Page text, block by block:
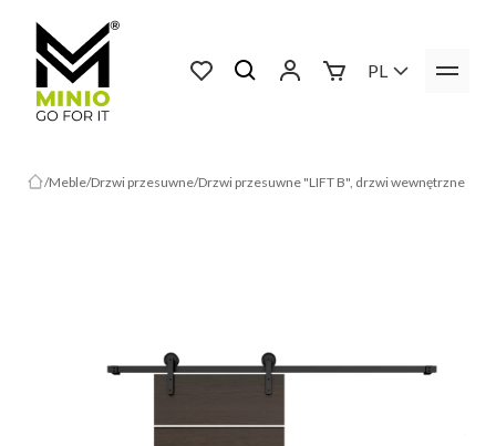
PL
Meble Drzwi przesuwne Drzwi przesuwne "LIFT B", drzwi wewnętrzne